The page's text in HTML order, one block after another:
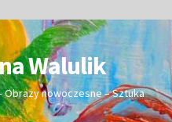
Walulik
Obrazy nowoczesne – Sztuka